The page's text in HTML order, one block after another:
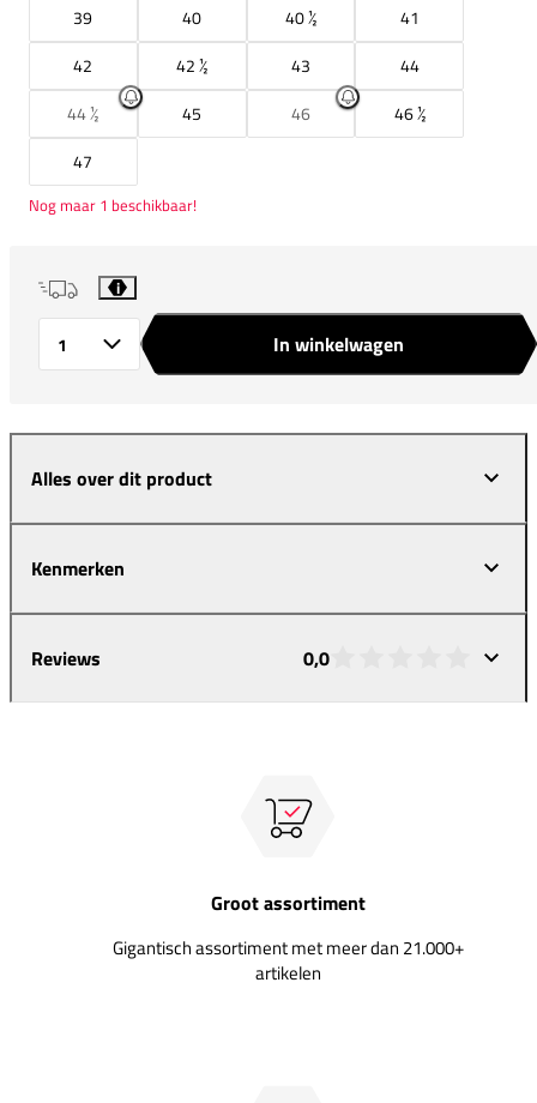
39
40 40 ½
41
42
42 ½ 43
44
44 ½
45 46
46 ½
47
Nog maar 1 beschikbaar!
i
In winkelwagen
Alles over dit product
Kenmerken
Reviews 0,0
Groot assortiment
Gigantisch assortiment met meer dan 21.000+
artikelen